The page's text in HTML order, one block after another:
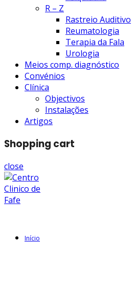
R – Z
Rastreio Auditivo
Reumatologia
Terapia da Fala
Urologia
Meios comp. diagnóstico
Convénios
Clínica
Objectivos
Instalações
Artigos
Shopping cart
close
Início